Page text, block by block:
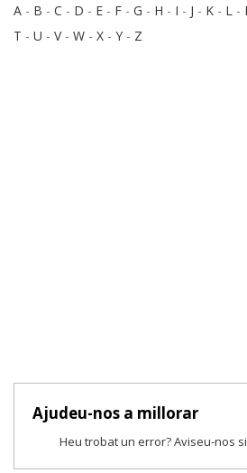
A - B - C - D - E - F - G - H - I - J - K - L -
T - U - V- W - X - Y - Z
Ajudeu-nos a millorar
Heu trobat un error? Aviseu-nos